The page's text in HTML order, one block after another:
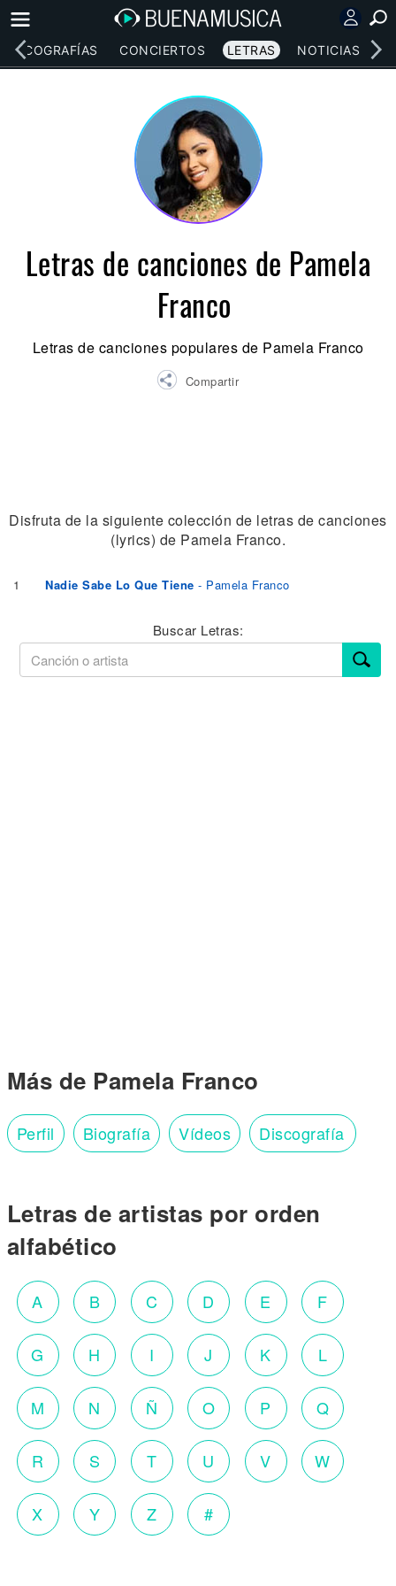
DISCOGRAFÍAS CONCIERTOS LETRAS NOTICIAS
Letras de canciones de Pamela
Franco
Letras de canciones populares de Pamela Franco
Compartir
Disfruta de la siguiente colección de letras de canciones
(lyrics) de Pamela Franco.
1 Nadie Sabe Lo Que Tiene - Pamela Franco
Buscar Letras:
Más de Pamela Franco
Perfil Biografía Vídeos Discografía
Letras de artistas por orden
alfabético
A B C D E F
G H I J K L
M N Ñ O P Q
R S T U V W
X Y Z #